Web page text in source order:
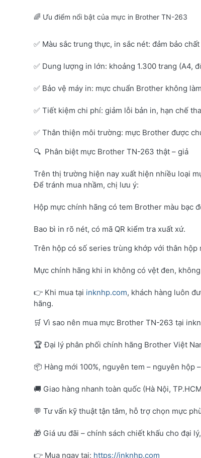
🌈 Ưu điểm nổi bật của mực in Brother TN-263
✅ Màu sắc trung thực, in sắc nét: đảm bảo
✅ Dung lượng in lớn: khoảng 1.300 trang (A4,
✅ Bảo vệ máy in: mực chuẩn Brother không
✅ Tiết kiệm chi phí: giảm lỗi bản in, hạn chế
✅ Thân thiện môi trường: mực Brother được
🔍 Phân biệt mực Brother TN-263 thật – giả
Trên thị trường hiện nay xuất hiện nhiều loại
Để tránh mua nhầm, chị lưu ý:
Hộp mực chính hãng có tem Brother màu bạc
Bao bì in rõ nét, có mã QR kiểm tra xuất xứ.
Trên hộp có số series trùng khớp với thân hộp
Mực chính hãng khi in không có vệt đen,
👉 Khi mua tại inknhp.com, khách hàng luôn
hãng.
🛒 Vì sao nên mua mực Brother TN-263 tại
🏆 Đại lý phân phối chính hãng Brother Việt
📦 Hàng mới 100%, nguyên tem – nguyên hộp
🚚 Giao hàng nhanh toàn quốc (Hà Nội,
💬 Tư vấn kỹ thuật tận tâm, hỗ trợ chọn mực
🎁 Giá ưu đãi – chính sách chiết khấu cho đại
👉 Mua ngay tại: https://inknhp.com